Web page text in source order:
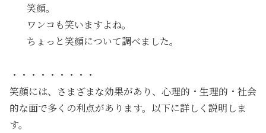
笑顔。
ワンコも笑いますよね。
ちょっと笑顔について調べました。
・・・・・・・・・
笑顔には、さまざまな効果があり、心理的・生理的・社会
的な面で多くの利点があります。以下に詳しく説明しま
す。